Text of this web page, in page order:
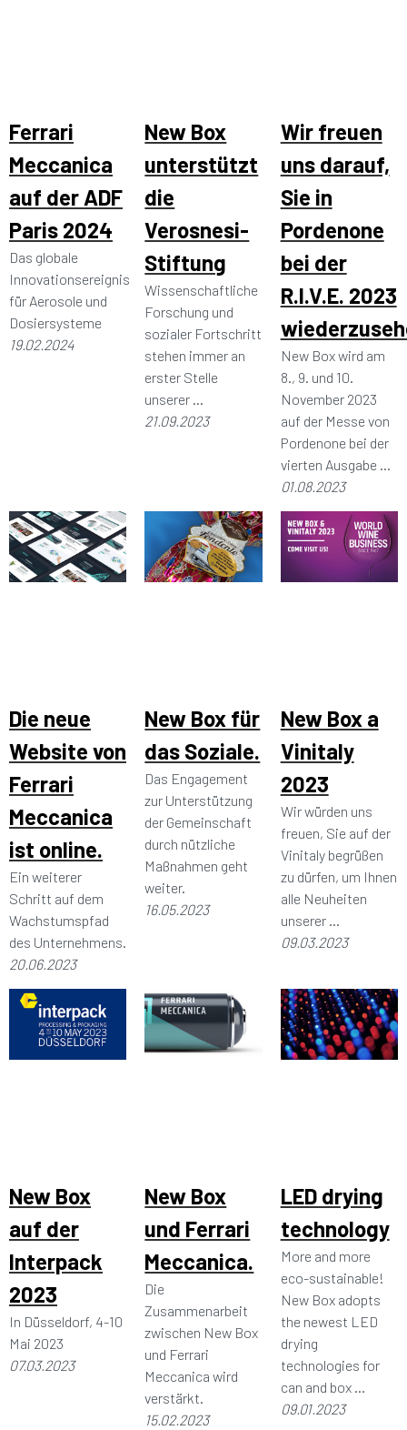
Ferrari
Meccanica
auf der ADF
Paris 2024
Das globale
Innovationsereignis
für Aerosole und
Dosiersysteme
19.02.2024
New Box
unterstützt
die
Verosnesi-
Stiftung
Wissenschaftliche
Forschung und
sozialer Fortschritt
stehen immer an
erster Stelle
unserer ...
21.09.2023
Wir freuen
uns darauf,
Sie in
Pordenone
bei der
R.I.V.E. 2023
New Box wird am
8., 9. und 10.
November 2023
auf der Messe von
Pordenone bei der
vierten Ausgabe ...
01.08.2023
Die neue
Website von
Ferrari
Meccanica
ist online.
Ein weiterer
Schritt auf dem
Wachstumspfad
des Unternehmens.
20.06.2023
New Box für
das Soziale.
Das Engagement
zur Unterstützung
der Gemeinschaft
durch nützliche
Maßnahmen geht
weiter.
16.05.2023
New Box a
Vinitaly
2023
Wir würden uns
freuen, Sie auf der
Vinitaly begrüßen
zu dürfen, um Ihnen
alle Neuheiten
unserer ...
09.03.2023
New Box
auf der
Interpack
2023
In Düsseldorf, 4-10
Mai 2023
07.03.2023
New Box
und Ferrari
Meccanica.
Die
Zusammenarbeit
zwischen New Box
und Ferrari
Meccanica wird
verstärkt.
15.02.2023
LED drying
technology
More and more
eco-sustainable!
New Box adopts
the newest LED
drying
technologies for
can and box ...
09.01.2023